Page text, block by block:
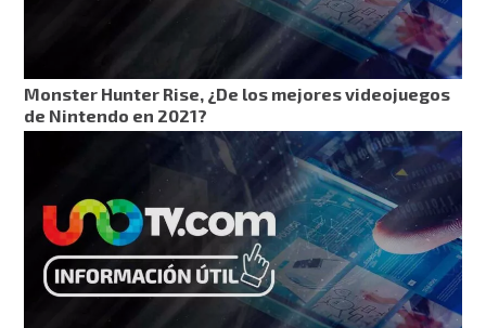
Monster Hunter Rise, ¿De los mejores videojuegos
de Nintendo en 2021?